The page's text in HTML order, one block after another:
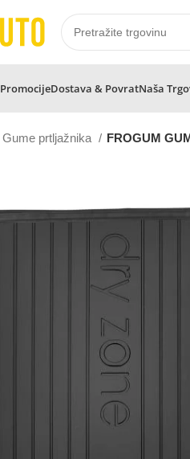
PromocijeDostava & PovratNaša
Gume prtljažnika FROGUM